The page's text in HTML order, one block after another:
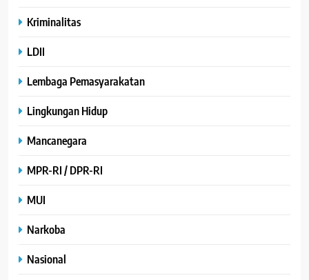
Kriminalitas
LDII
Lembaga Pemasyarakatan
Lingkungan Hidup
Mancanegara
MPR-RI / DPR-RI
MUI
Narkoba
Nasional